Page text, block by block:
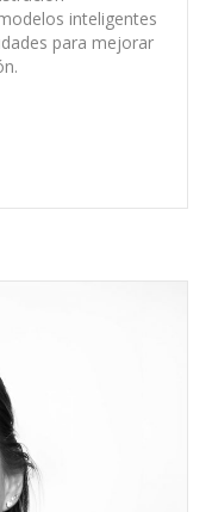
inteligentes
para mejorar